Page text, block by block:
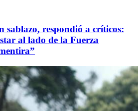
sablazo, respondió a críticos:
al lado de la Fuerza